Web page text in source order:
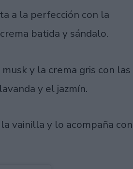
a la perfección con la
batida y sándalo.
y la crema gris con las
y el jazmín.
vainilla y lo acompaña con